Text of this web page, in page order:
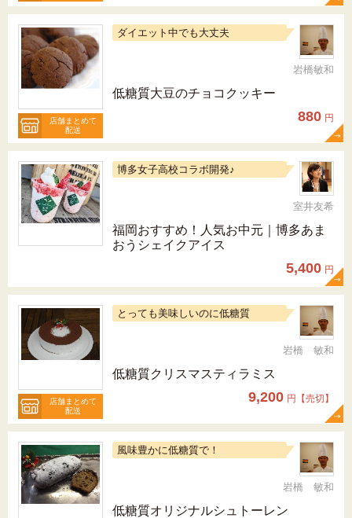
店舗まとめて
配送
ダイエット中でも大丈夫
岩橋敏和
低糖質大豆のチョコクッキー
880 円
博多女子高校コラボ開発♪
室井友希
福岡おすすめ！人気お中元｜博多あま
おうシェイクアイス
5,400 円
店舗まとめて
配送
とっても美味しいのに低糖質
岩橋 敏和
低糖質クリスマスティラミス
9,200 円【売切】
風味豊かに低糖質で！
岩橋 敏和
低糖質オリジナルシュトーレン